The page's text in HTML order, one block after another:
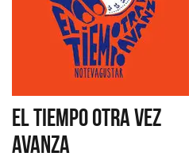
EL TIEMPO OTRA VEZ
AVANZA